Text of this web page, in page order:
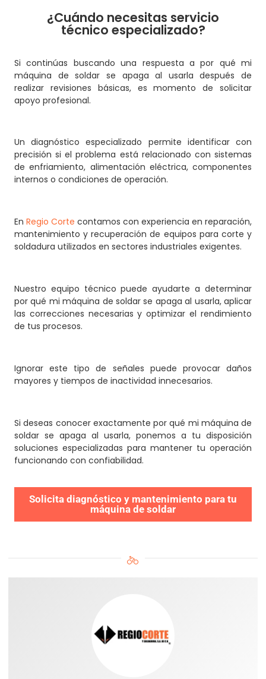
¿Cuándo necesitas servicio
técnico especializado?
Si continúas buscando una respuesta a por qué mi
máquina de soldar se apaga al usarla después de
realizar revisiones básicas, es momento de solicitar
apoyo profesional.
Un diagnóstico especializado permite identificar con
precisión si el problema está relacionado con sistemas
de enfriamiento, alimentación eléctrica, componentes
internos o condiciones de operación.
En Regio Corte contamos con experiencia en reparación,
mantenimiento y recuperación de equipos para corte y
soldadura utilizados en sectores industriales exigentes.
Nuestro equipo técnico puede ayudarte a determinar
por qué mi máquina de soldar se apaga al usarla, aplicar
las correcciones necesarias y optimizar el rendimiento
de tus procesos.
Ignorar este tipo de señales puede provocar daños
mayores y tiempos de inactividad innecesarios.
Si deseas conocer exactamente por qué mi máquina de
soldar se apaga al usarla, ponemos a tu disposición
soluciones especializadas para mantener tu operación
funcionando con confiabilidad.
Solicita diagnóstico y mantenimiento para tu
máquina de soldar